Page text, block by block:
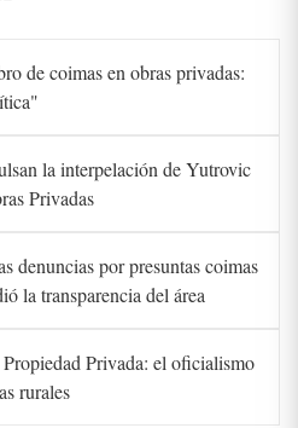
de coimas en obras privadas:
la interpelación de Yutrovic
Privadas
denuncias por presuntas coimas
la transparencia del área
Privada: el oficialismo
rurales